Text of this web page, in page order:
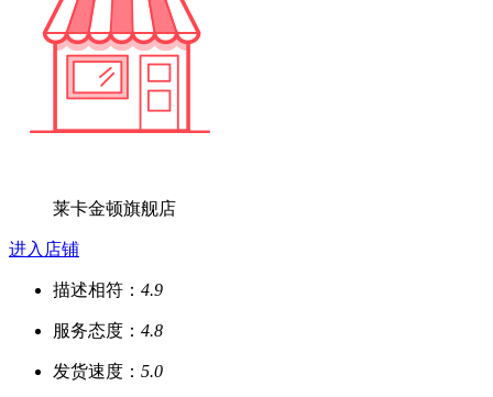
莱卡金顿旗舰店
进入店铺
描述相符： 4.9
服务态度： 4.8
发货速度： 5.0